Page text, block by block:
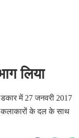
लिया
में 27 जनवरी 2017
कलाकारों के दल के साथ